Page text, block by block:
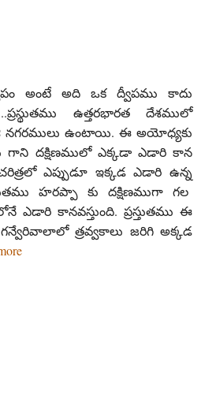
అంటే అది ఒక ద్వీపము కాదు
ఉత్తరభారత దేశములో
ఉంటాయి. ఈ అయోధ్యకు
గాని దక్షిణములో ఎక్కడా ఎడారి కాన
ఎప్పుడూ ఇక్కడ ఎడారి ఉన్న
హరప్పా కు దక్షిణముగా గల
ఎడారి కానవస్తుంది. ప్రస్తుతము ఈ
త్రవ్వకాలు జరిగి అక్కడ